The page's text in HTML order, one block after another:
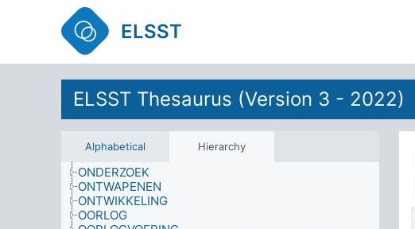
ELSST
ELSST Thesaurus (Version 3 - 2022)
Alphabetical Hierarchy
MILITAIRE OPERATIES
MISDRIJVEN
MOTIVATIE
MUZIKANTEN
NATUURHISTORIE
ONDERNEMINGEN
ONDERWIJSVELD
ONDERZOEK
ONTWAPENEN
ONTWIKKELING
OORLOG